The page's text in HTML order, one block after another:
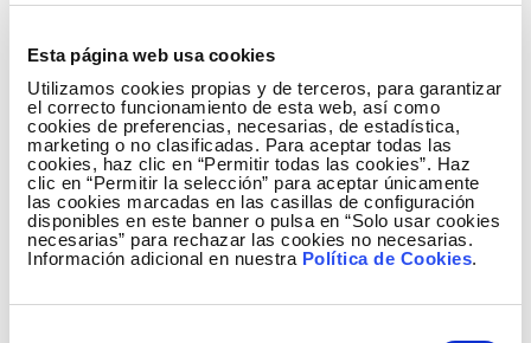
Esta página web usa cookies
Utilizamos cookies propias y de terceros, para garantizar
el correcto funcionamiento de esta web, así como
cookies de preferencias, necesarias, de estadística,
marketing o no clasificadas. Para aceptar todas las
cookies, haz clic en “Permitir todas las cookies”. Haz
clic en “Permitir la selección” para aceptar únicamente
las cookies marcadas en las casillas de configuración
disponibles en este banner o pulsa en “Solo usar cookies
necesarias” para rechazar las cookies no necesarias.
Información adicional en nuestra Política de Cookies.
integración de los diseños en el territorio y con la
sociedad; la reducción de las dimensiones del
apoyo, así como en los costes de fabricación e
instalación del mismo; la disminución de la huella
de carbono asociada, y la reciclabilidad de los
materiales. Además, las propuestas debían
garantizar la seguridad de los profesionales que
se encargaran de su construcción y